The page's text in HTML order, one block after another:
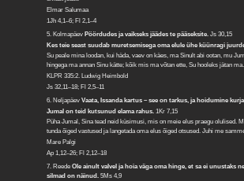
Elmar Salumaa
1Jh 4,1–6; Fl 2,1–4
5. Kolmapäev Pöördudes ja vaikseks jäädes te pääseksite.Js 30,15
Kes teie seast suudab muretsemisega oma elule ühe küünragi
Su peale mina loodan, kui häda, vaev on käes, ma Sinult abi ootan, mu
hingega ma annan Sinu kätte; kõik mis ma võtan ette, Su hooleks jätan ma.
KLPR 335:2. Ludwig Heimbold
Js 32,11–18; Fl 2,5–11
6. NeljapäevVaata, Issanda kartus – see on tarkus, ja hoidumine
Jumal on teid kutsunud elama rahus.1Kr 7,15
Püha Jumal, Sina tead neid küsimusi, mis on meie elus praegu olulised.
tunda õiged vastused ja langetada oma elus õiged otsused. Juhi me
Mare Palgi
Ap 1,12–26; Fl 2,12–18
7. ReedeOle ainult valvel ja hoia väga oma hinge, et sa ei unustaks
silmad on näinud.5Ms 4,9